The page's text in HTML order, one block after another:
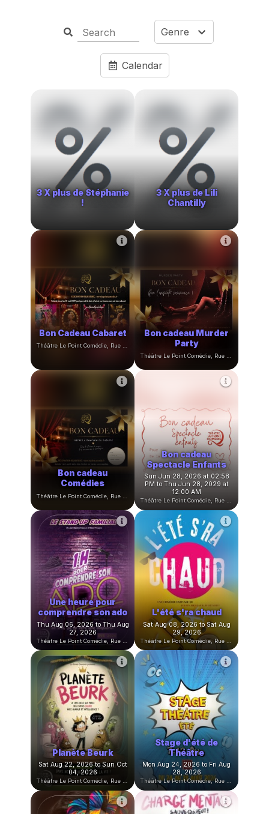
Genre
Calendar
3 X plus de Stéphanie
3 X plus de Lili
Chantilly
Bon Cadeau Cabaret Bon cadeau Murder
Bon cadeau
Comédies
Bon cadeau
Spectacle Enfants
Sun Jun 28, 2026 at 02:58
PM to Thu Jun 28, 2029 at
12:00 AM
Une heure pour
comprendre son ado
Thu Aug 06, 2026 to Thu Aug
27, 2026
L'été s'ra chaud
Sat Aug 08, 2026 to Sat Aug
29, 2026